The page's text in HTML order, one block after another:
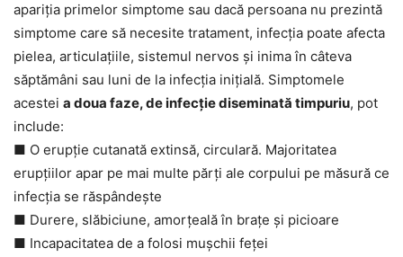
apariția primelor simptome sau dacă persoana nu prezintă
simptome care să necesite tratament, infecția poate afecta
pielea, articulațiile, sistemul nervos și inima în câteva
săptămâni sau luni de la infecția inițială. Simptomele
acestei a doua faze, de infecție diseminată timpuriu, pot
include:
■ O erupție cutanată extinsă, circulară. Majoritatea
erupțiilor apar pe mai multe părți ale corpului pe măsură ce
infecția se răspândește
■ Durere, slăbiciune, amorțeală în brațe și picioare
■ Incapacitatea de a folosi mușchii feței